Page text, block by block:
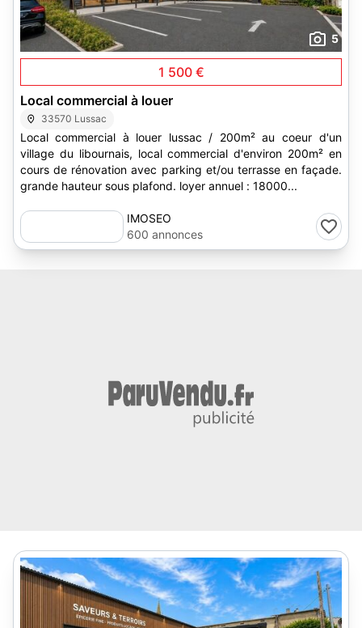
5
1 500 €
Local commercial à louer
33570 Lussac
Local commercial à louer lussac / 200m² au coeur d'un
village du libournais, local commercial d'environ 200m² en
cours de rénovation avec parking et/ou terrasse en façade.
grande hauteur sous plafond. loyer annuel : 18000...
IMOSEO
600 annonces